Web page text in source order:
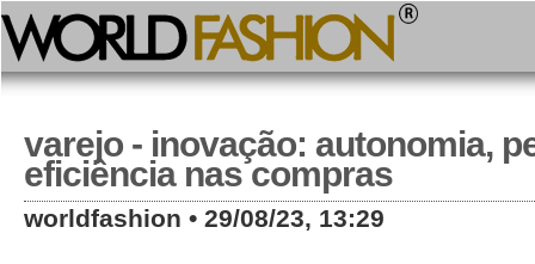
varejo - inovação: autonomia,
eficiência nas compras
worldfashion • 29/08/23, 13:29